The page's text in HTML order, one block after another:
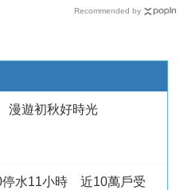
Recommended by
漫遊初秋好時光
停水11小時 近10萬戶受